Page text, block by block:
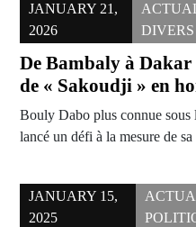
JANUARY 21,
2026
DIVERS
De Bambaly à
de « Sakoudji » en
Bouly Dabo plus connue sous
lancé un défi à la mesure de
JANUARY 15,
2025